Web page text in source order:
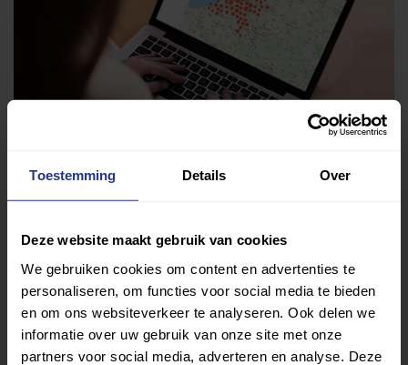
Toestemming Details Over
Deze website maakt gebruik van cookies
We gebruiken cookies om content en advertenties te
personaliseren, om functies voor social media te bieden
en om ons websiteverkeer te analyseren. Ook delen we
informatie over uw gebruik van onze site met onze
partners voor social media, adverteren en analyse. Deze
Vind jouw sport
Van atletiek tot zwemmen: met onze Sportzoeker
vind je gemakkelijk jouw favoriete sport of activiteit.
Met meer dan 4250 sportclubs is er altijd een sport
die bij je past.